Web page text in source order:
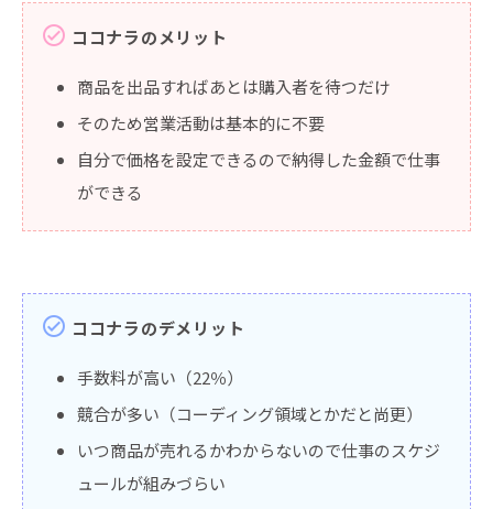
check_circle ココナラのメリット
商品を出品すればあとは購入者を待つだけ
そのため営業活動は基本的に不要
自分で価格を設定できるので納得した金額で仕事
ができる
check_circle ココナラのデメリット
手数料が高い（22％）
競合が多い（コーディング領域とかだと尚更）
いつ商品が売れるかわからないので仕事のスケジ
ュールが組みづらい